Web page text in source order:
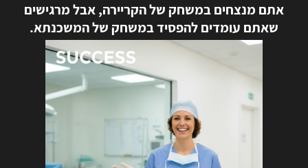
אתם מנצחים במשחק של הקריירה, אבל מרגישים
שאתם עומדים להפסיד במשחק של המשכנתא.